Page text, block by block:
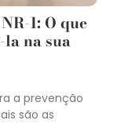
1: O que
la na sua
a prevenção
são as